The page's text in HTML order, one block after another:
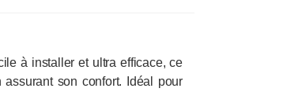
à installer et ultra efficace, ce
assurant son confort. Idéal pour